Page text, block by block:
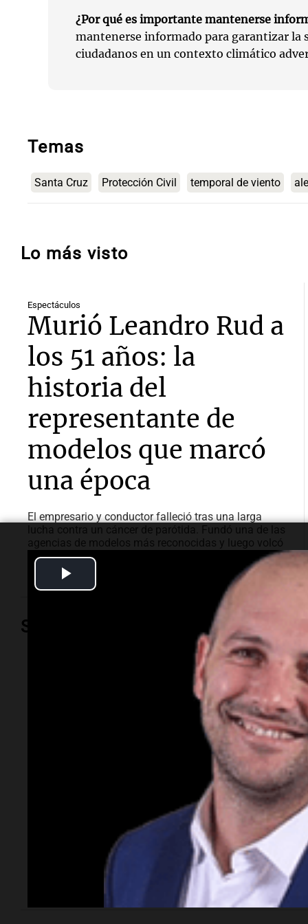
¿Por qué es importante mantenerse
mantenerse informado para garantizar la
ciudadanos en un contexto climático
Temas
Santa Cruz Protección Civil temporal de viento
Lo más visto
Espectáculos
Murió Leandro Rud a
los 51 años: la
historia del
representante de
modelos que marcó
una época
El empresario y conductor falleció tras una larga
lucha contra un cáncer de parótida. Fundó una de las
agencias de modelos más reconocidas y luego volcó
su historia a la televisión.
Sociedad
Barcelona y Real
Madrid despidieron
en sus redes sociales
Ambos clubes europeos se expresaron públicamente
tras el fallecimiento del padre de Lionel Messi.